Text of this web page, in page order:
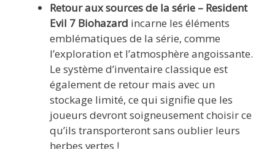
Retour aux sources de la série – Resident
Evil 7 Biohazard incarne les éléments
emblématiques de la série, comme
l’exploration et l’atmosphère angoissante.
Le système d’inventaire classique est
également de retour mais avec un
stockage limité, ce qui signifie que les
joueurs devront soigneusement choisir ce
qu’ils transporteront sans oublier leurs
herbes vertes !